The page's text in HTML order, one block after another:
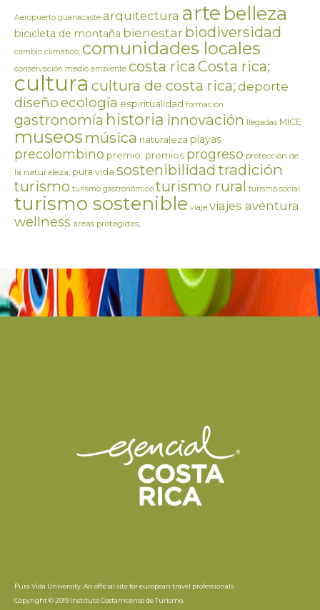
Aeropuerto guanacaste arquitectura arte belleza
bicicleta de montaña bienestarbiodiversidad
cambio climático; comunidades locales
conservación medio ambiente costa ricaCosta rica;
cultura cultura de costa rica;deporte
diseñoecología espiritualidad formación
gastronomía historia innovación llegadas MICE
museos música naturaleza playas
precolombino premio; premios progreso protección de
la naturaleza; pura vida sostenibilidadtradición
turismo turismo gastronómico turismo rural turismo social
turismo sostenible viaje viajes aventura
wellness áreas protegidas;
Pura Vida University. An official site for european travel professionals
Copyright © 2019 Instituto Costarricense de Turismo.